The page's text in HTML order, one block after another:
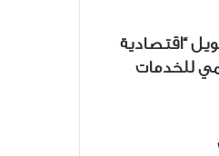
“اقتصادية
للخدمات